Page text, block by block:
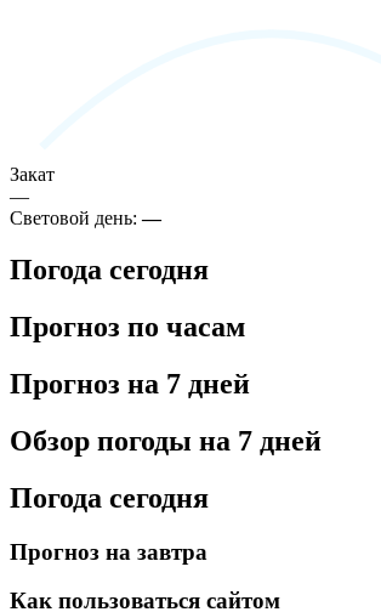
Закат
—
Световой день:—
Погода сегодня
Прогноз по часам
Прогноз на 7 дней
Обзор погоды на 7 дней
Погода сегодня
Прогноз на завтра
Как пользоваться сайтом